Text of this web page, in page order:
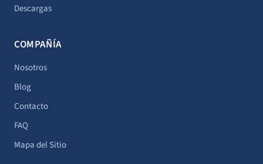
Descargas
COMPAÑÍA
Nosotros
Blog
Contacto
FAQ
Mapa del Sitio